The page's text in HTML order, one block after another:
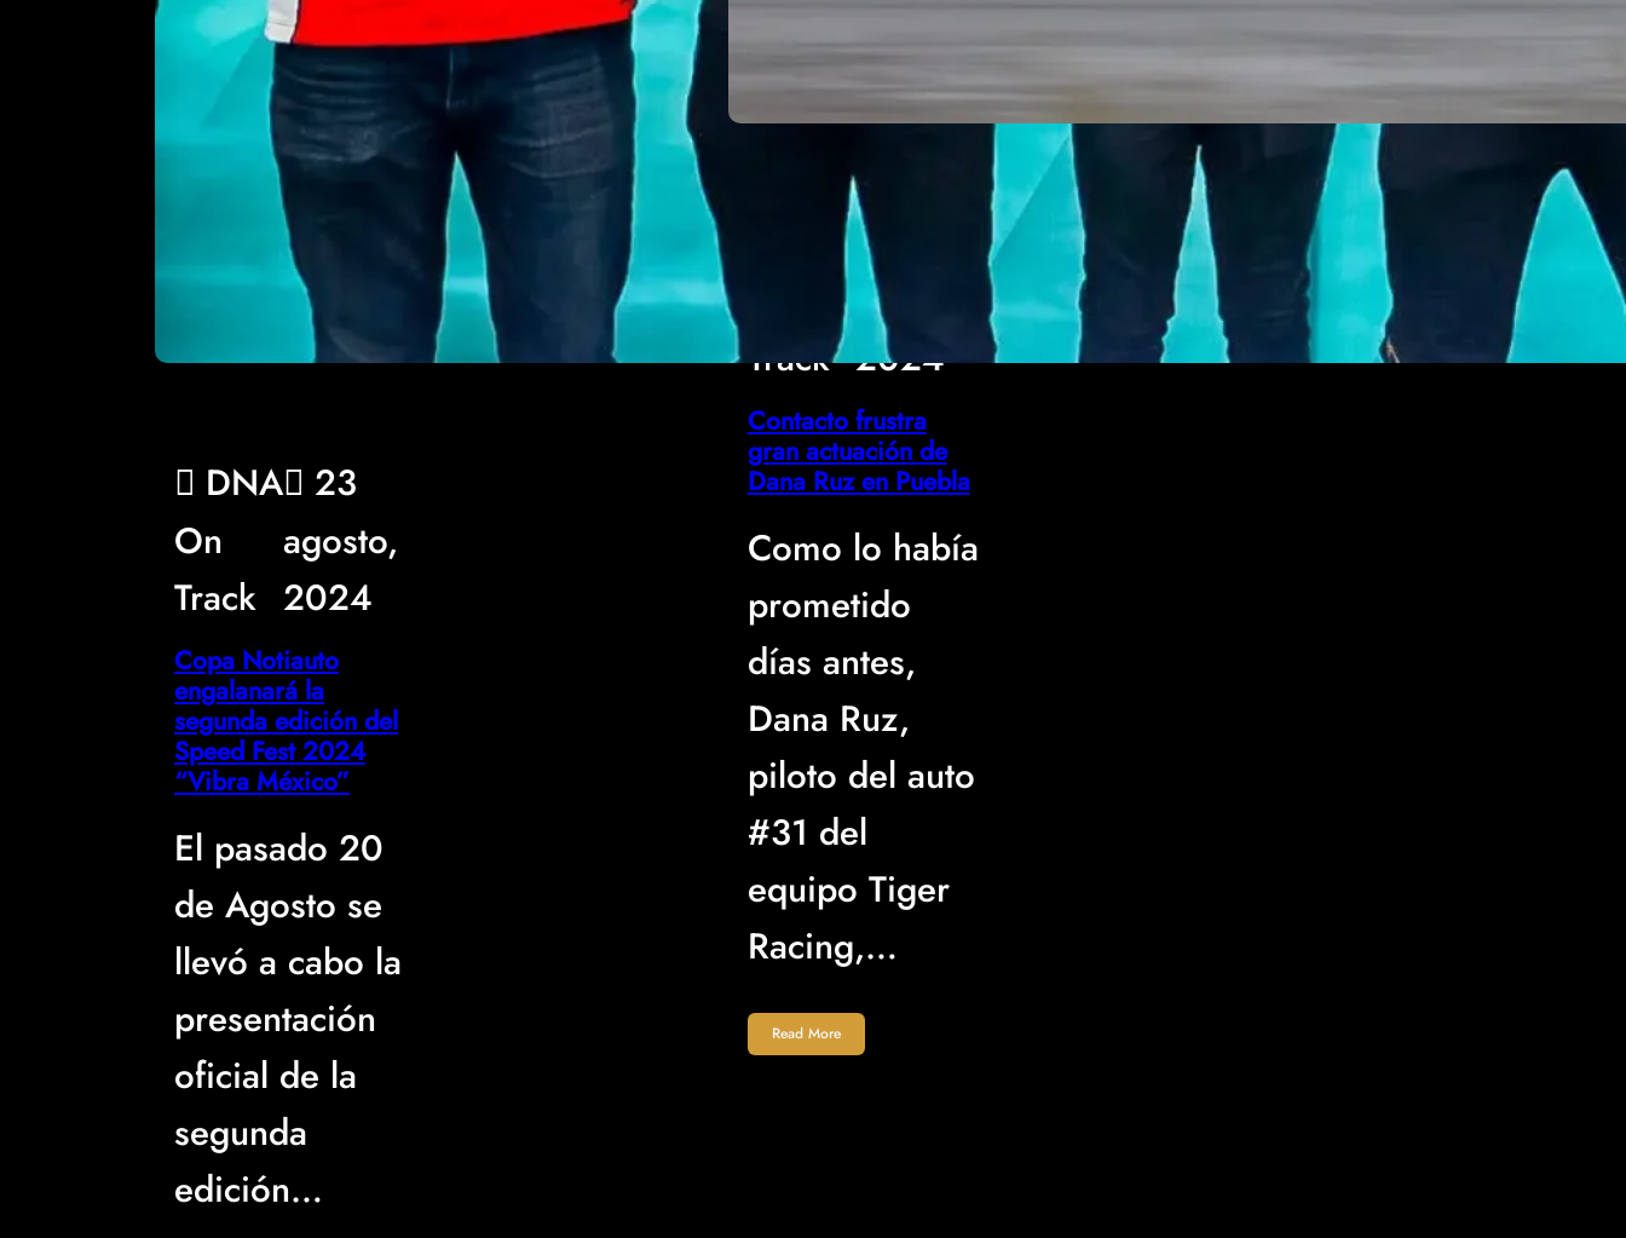
DNA
On
Track
23
agosto,
2024
Copa Notiauto
engalanará la
segunda edición del
Speed Fest 2024
“Vibra México”
El pasado 20
de Agosto se
llevó a cabo la
presentación
oficial de la
segunda
edición…
Track
agosto,
2024
Contacto frustra
gran actuación de
Dana Ruz en Puebla
Como lo había
prometido
días antes,
Dana Ruz,
piloto del auto
#31 del
equipo Tiger
Racing,…
Read More